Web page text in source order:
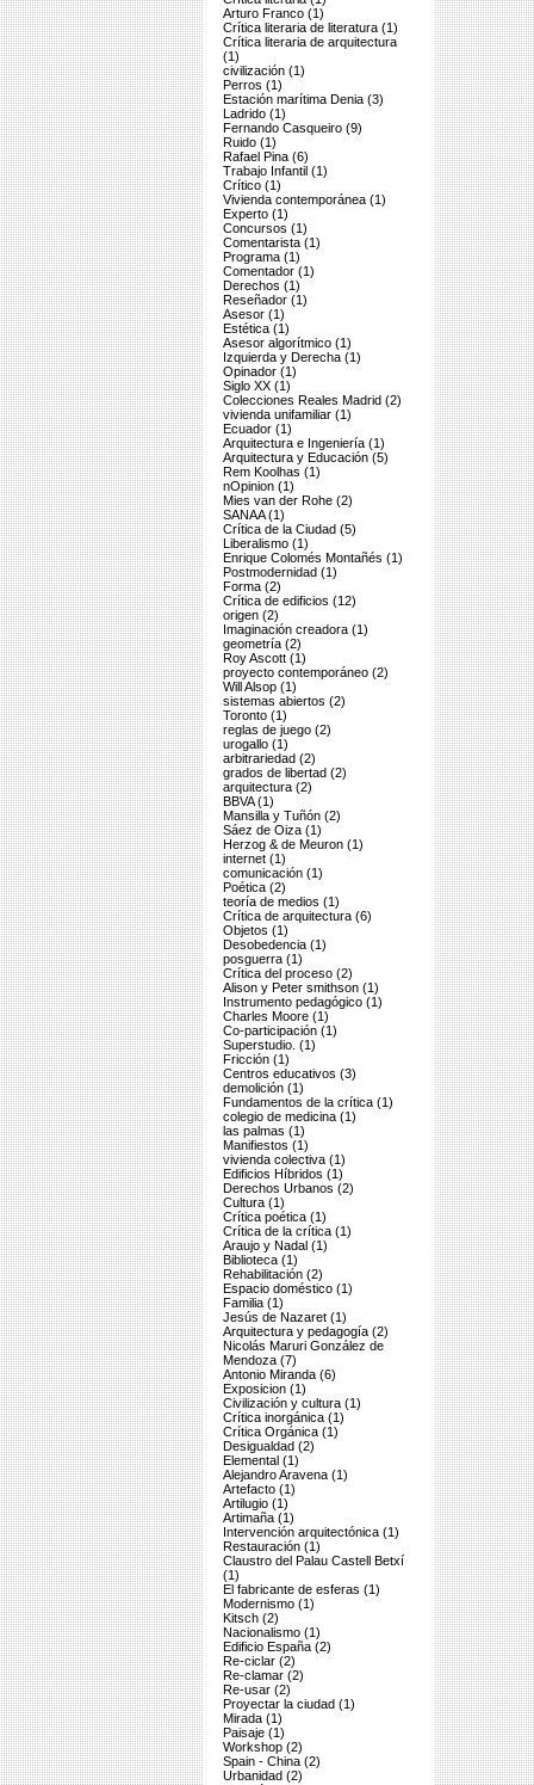
Arturo Franco (1)
Crítica literaria de literatura (1)
Crítica literaria de arquitectura
(1)
civilización (1)
Perros (1)
Estación marítima Denia (3)
Ladrido (1)
Fernando Casqueiro (9)
Ruido (1)
Rafael Pina (6)
Trabajo Infantil (1)
Crítico (1)
Vivienda contemporánea (1)
Experto (1)
Concursos (1)
Comentarista (1)
Programa (1)
Comentador (1)
Derechos (1)
Reseñador (1)
Asesor (1)
Estética (1)
Asesor algorítmico (1)
Izquierda y Derecha (1)
Opinador (1)
Siglo XX (1)
Colecciones Reales Madrid (2)
vivienda unifamiliar (1)
Ecuador (1)
Arquitectura e Ingeniería (1)
Arquitectura y Educación (5)
Rem Koolhas (1)
nOpinion (1)
Mies van der Rohe (2)
SANAA (1)
Crítica de la Ciudad (5)
Liberalismo (1)
Enrique Colomés Montañés (1)
Postmodernidad (1)
Forma (2)
Crítica de edificios (12)
origen (2)
Imaginación creadora (1)
geometría (2)
Roy Ascott (1)
proyecto contemporáneo (2)
Will Alsop (1)
sistemas abiertos (2)
Toronto (1)
reglas de juego (2)
urogallo (1)
arbitrariedad (2)
grados de libertad (2)
arquitectura (2)
BBVA (1)
Mansilla y Tuñón (2)
Sáez de Oiza (1)
Herzog & de Meuron (1)
internet (1)
comunicación (1)
Poética (2)
teoría de medios (1)
Crítica de arquitectura (6)
Objetos (1)
Desobedencia (1)
posguerra (1)
Crítica del proceso (2)
Alison y Peter smithson (1)
Instrumento pedagógico (1)
Charles Moore (1)
Co-participación (1)
Superstudio. (1)
Fricción (1)
Centros educativos (3)
demolición (1)
Fundamentos de la crítica (1)
colegio de medicina (1)
las palmas (1)
Manifiestos (1)
vivienda colectiva (1)
Edificios Híbridos (1)
Derechos Urbanos (2)
Cultura (1)
Crítica poética (1)
Crítica de la crítica (1)
Araujo y Nadal (1)
Biblioteca (1)
Rehabilitación (2)
Espacio doméstico (1)
Familia (1)
Jesús de Nazaret (1)
Arquitectura y pedagogía (2)
Nicolás Maruri González de
Mendoza (7)
Antonio Miranda (6)
Exposicion (1)
Civilización y cultura (1)
Crítica inorgánica (1)
Crítica Orgánica (1)
Desigualdad (2)
Elemental (1)
Alejandro Aravena (1)
Artefacto (1)
Artilugio (1)
Artimaña (1)
Intervención arquitectónica (1)
Restauración (1)
Claustro del Palau Castell Betxí
(1)
El fabricante de esferas (1)
Modernismo (1)
Kitsch (2)
Nacionalismo (1)
Edificio España (2)
Re-ciclar (2)
Re-clamar (2)
Re-usar (2)
Proyectar la ciudad (1)
Mirada (1)
Paisaje (1)
Workshop (2)
Spain - China (2)
Urbanidad (2)